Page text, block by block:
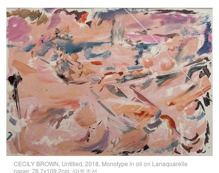
CECILY BROWN, Untitled, 2018, Monotype in oil on Lanaquarelle
paper, 78.7x109.2cm. /아트조선